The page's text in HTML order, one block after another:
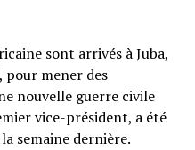
sont arrivés à Juba,
pour mener des
nouvelle guerre civile
vice-président, a été
semaine dernière.